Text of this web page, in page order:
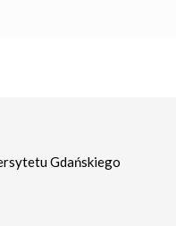
Gdańskiego